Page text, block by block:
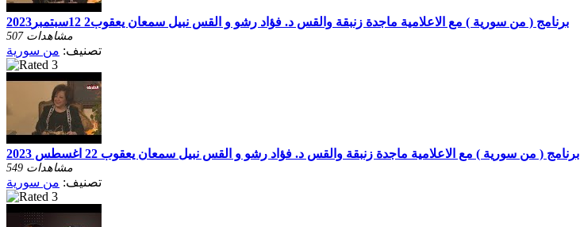
برنامج ( من سورية ) مع الاعلامية ماجدة زنبقة والقس د. فؤاد رشو و القس نبيل سمعان يعقوب2 12سبتمبر2023
507 مشاهدات
تصنيف: من سورية
برنامج ( من سورية ) مع الاعلامية ماجدة زنبقة والقس د. فؤاد رشو و القس نبيل سمعان يعقوب 22 اغسطس 2023
549 مشاهدات
تصنيف: من سورية